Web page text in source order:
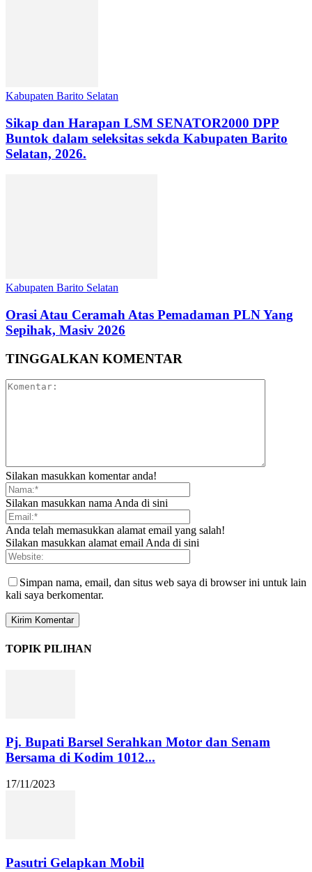
Kabupaten Barito Selatan
Sikap dan Harapan LSM SENATOR2000 DPP
Buntok dalam seleksitas sekda Kabupaten Barito
Selatan, 2026.
Kabupaten Barito Selatan
Orasi Atau Ceramah Atas Pemadaman PLN Yang
Sepihak, Masiv 2026
TINGGALKAN KOMENTAR
Silakan masukkan komentar anda!
Silakan masukkan nama Anda di sini
Anda telah memasukkan alamat email yang salah!
Silakan masukkan alamat email Anda di sini
Simpan nama, email, dan situs web saya di browser ini untuk lain
kali saya berkomentar.
TOPIK PILIHAN
Pj. Bupati Barsel Serahkan Motor dan Senam
Bersama di Kodim 1012...
17/11/2023
Pasutri Gelapkan Mobil